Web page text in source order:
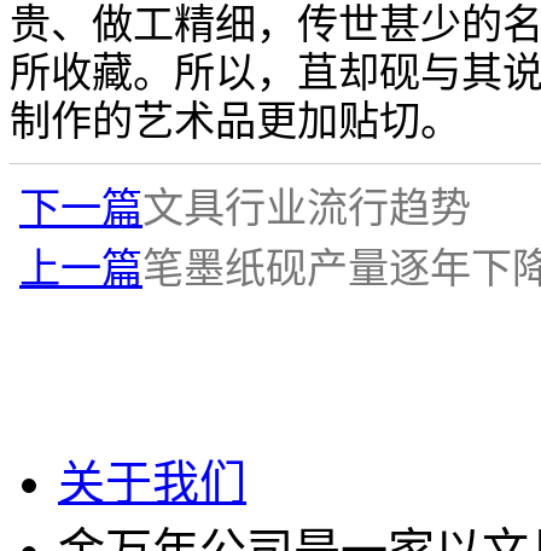
贵、做工精细，传世甚少的
所收藏。所以，苴却砚与其
制作的艺术品更加贴切。
下一篇文具行业流行趋势
上一篇笔墨纸砚产量逐年下
关于我们